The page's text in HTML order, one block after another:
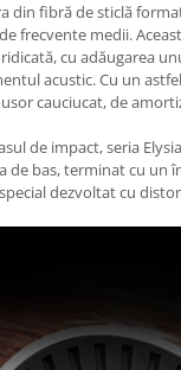
din fibră de sticlă
frecvente medii.
cu adăugarea
acustic. Cu un
cauciucat, de
de impact, seria
de bas, terminat cu un
dezvoltat cu